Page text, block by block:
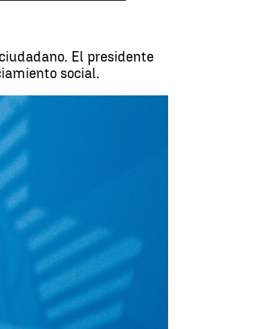
El presidente
social.
de 300 euros al día |